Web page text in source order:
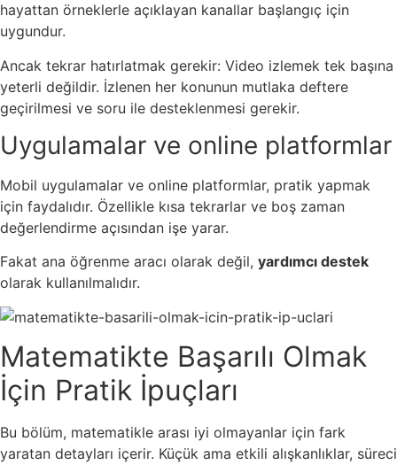
hayattan örneklerle açıklayan kanallar başlangıç için
uygundur.
Ancak tekrar hatırlatmak gerekir: Video izlemek tek başına
yeterli değildir. İzlenen her konunun mutlaka deftere
geçirilmesi ve soru ile desteklenmesi gerekir.
Uygulamalar ve online platformlar
Mobil uygulamalar ve online platformlar, pratik yapmak
için faydalıdır. Özellikle kısa tekrarlar ve boş zaman
değerlendirme açısından işe yarar.
Fakat ana öğrenme aracı olarak değil, yardımcı destek
olarak kullanılmalıdır.
Matematikte Başarılı Olmak
İçin Pratik İpuçları
Bu bölüm, matematikle arası iyi olmayanlar için fark
yaratan detayları içerir. Küçük ama etkili alışkanlıklar, süreci